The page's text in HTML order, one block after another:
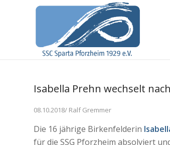
Isabella Prehn wechselt
08.10.2018/ Ralf Gremmer
Die 16 jährige Birkenfelderin
für die SSG Pforzheim absolviert